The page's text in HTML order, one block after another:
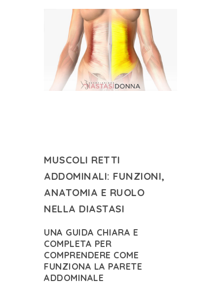
MUSCOLI RETTI
ADDOMINALI: FUNZIONI,
ANATOMIA E RUOLO
NELLA DIASTASI
UNA GUIDA CHIARA E
COMPLETA PER
COMPRENDERE COME
FUNZIONA LA PARETE
ADDOMINALE